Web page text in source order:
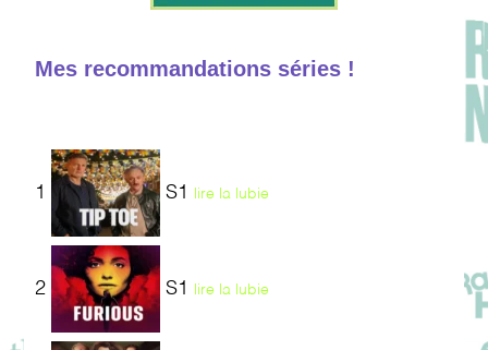
Mes recommandations séries !
1 S1 lire la lubie
2 S1 lire la lubie